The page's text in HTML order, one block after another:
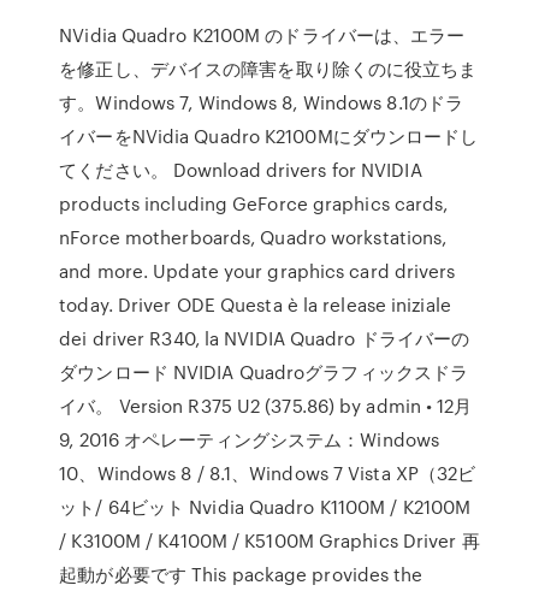
NVidia Quadro K2100M のドライバーは、エラー
を修正し、デバイスの障害を取り除くのに役立ちま
す。Windows 7, Windows 8, Windows 8.1のドラ
イバーをNVidia Quadro K2100Mにダウンロードし
てください。 Download drivers for NVIDIA
products including GeForce graphics cards,
nForce motherboards, Quadro workstations,
and more. Update your graphics card drivers
today. Driver ODE Questa è la release iniziale
dei driver R340, la NVIDIA Quadro ドライバーの
ダウンロード NVIDIA Quadroグラフィックスドラ
イバ。 Version R375 U2 (375.86) by admin • 12月
9, 2016 オペレーティングシステム：Windows
10、Windows 8 / 8.1、Windows 7 Vista XP（32ビ
ット/ 64ビット Nvidia Quadro K1100M / K2100M
/ K3100M / K4100M / K5100M Graphics Driver 再
起動が必要です This package provides the